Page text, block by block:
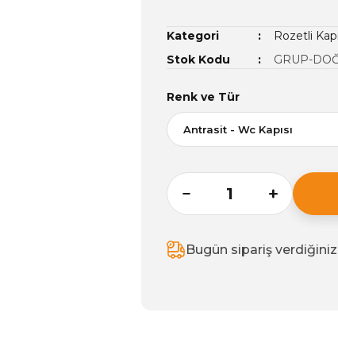
Kategori
Rozetli
Stok Kodu
GRUP-
Renk ve Tür
Bugün sipariş